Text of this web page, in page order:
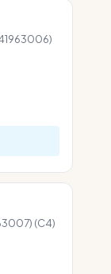
(C4)